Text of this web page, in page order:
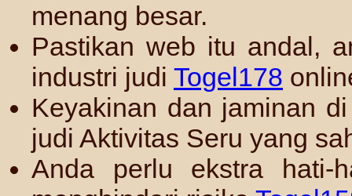
menang besar.
Pastikan web itu andal,
industri judi Togel178
Keyakinan dan jaminan
judi Aktivitas Seru yang
Anda perlu ekstra hati-